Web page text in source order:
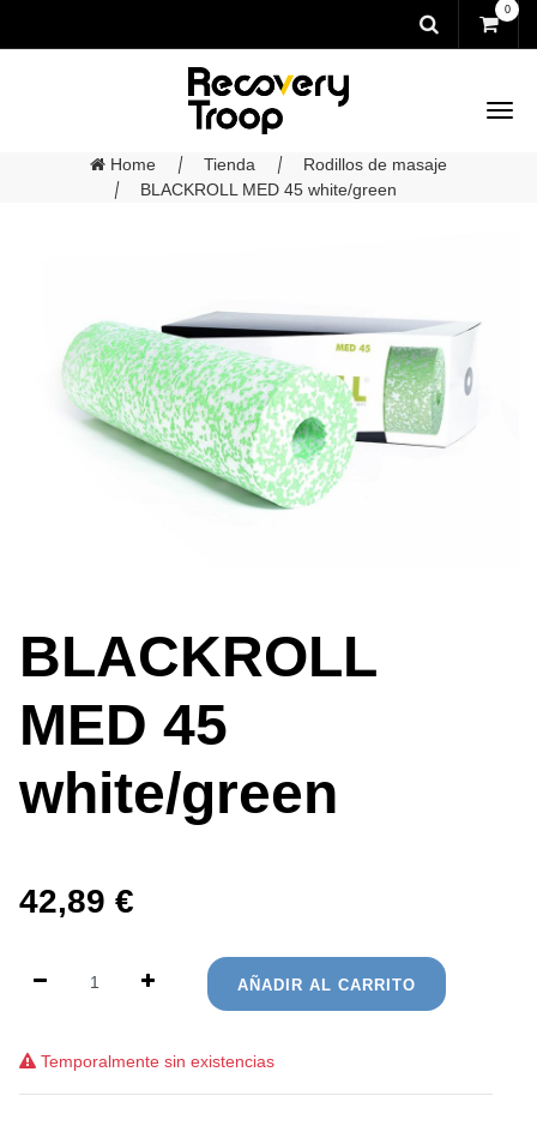
0
Home Tienda
Rodillos de masaje
BLACKROLL MED 45 white/green
BLACKROLL
MED 45
white/green
42,89 €
AÑADIR AL CARRITO
Temporalmente sin existencias